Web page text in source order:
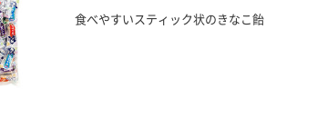
食べやすいスティック状のきなこ飴